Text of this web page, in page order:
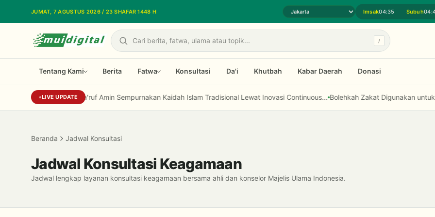
JUMAT, 7 AGUSTUS 2026 / 23 SHAFAR 1448 H Pilih daerah jadwal sholat Imsak04:35 Subuh
Cari
/
Tentang Kami Berita Fatwa Konsultasi Da'i Khutbah Kabar Daerah Donasi
LIVE UPDATE
Prof Niam: Kiai Ma'ruf Amin Sempurnakan Kaidah Islam Tradisional Lewat Inovasi Continuous... Bolehkah Zakat Digunakan untuk
Beranda Jadwal Konsultasi
Jadwal Konsultasi Keagamaan
Jadwal lengkap layanan konsultasi keagamaan bersama ahli dan konselor Majelis Ulama Indonesia.